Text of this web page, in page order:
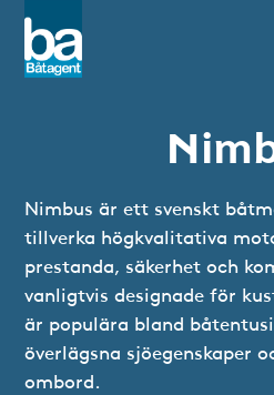
Nimbus är ett svenskt
tillverka högkvalitativa
prestanda, säkerhet och
vanligtvis designade för
är populära bland
överlägsna sjöegenskaper
ombord.